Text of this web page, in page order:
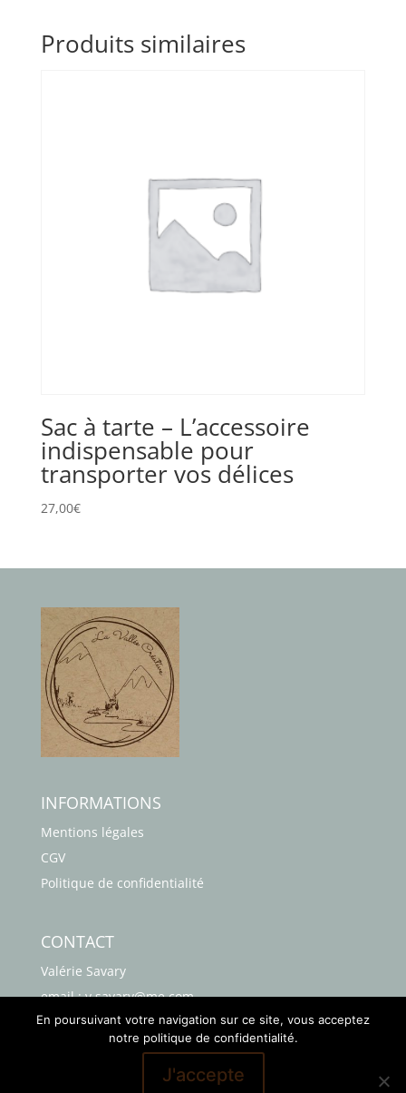
Produits similaires
Sac à tarte – L’accessoire
indispensable pour
transporter vos délices
27,00€
INFORMATIONS
Mentions légales
CGV
Politique de confidentialité
CONTACT
Valérie Savary
email : v.savary@me.com
Téléphone : 06 63 41 38 76
En poursuivant votre navigation sur ce site, vous acceptez
notre politique de confidentialité.
J'accepte